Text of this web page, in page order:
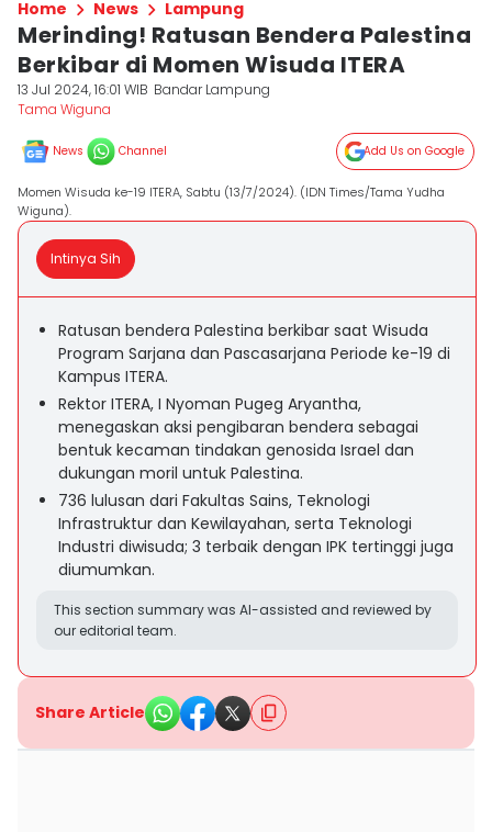
Home News Lampung
Merinding! Ratusan Bendera Palestina
Berkibar di Momen Wisuda ITERA
13 Jul 2024, 16:01 WIB Bandar Lampung
Tama Wiguna
News Channel Add Us on Google
Momen Wisuda ke-19 ITERA, Sabtu (13/7/2024). (IDN Times/Tama Yudha
Wiguna).
Intinya Sih
Ratusan bendera Palestina berkibar saat Wisuda
Program Sarjana dan Pascasarjana Periode ke-19 di
Kampus ITERA.
Rektor ITERA, I Nyoman Pugeg Aryantha,
menegaskan aksi pengibaran bendera sebagai
bentuk kecaman tindakan genosida Israel dan
dukungan moril untuk Palestina.
736 lulusan dari Fakultas Sains, Teknologi
Infrastruktur dan Kewilayahan, serta Teknologi
Industri diwisuda; 3 terbaik dengan IPK tertinggi juga
diumumkan.
This section summary was AI-assisted and reviewed by
our editorial team.
Share Article